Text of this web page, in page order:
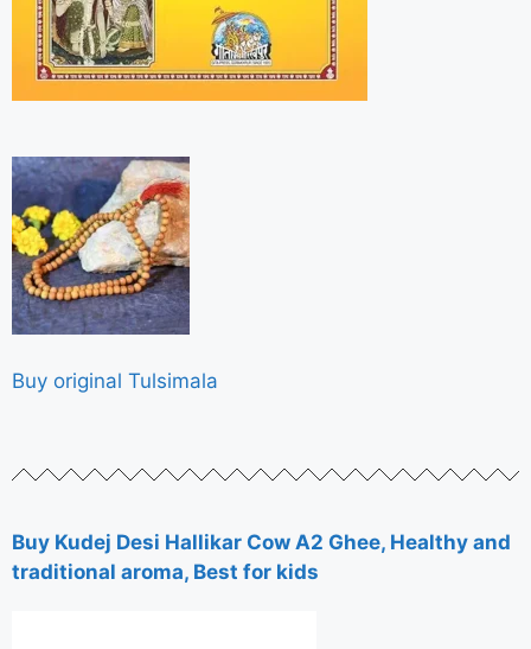
Buy original Tulsimala
Buy Kudej Desi Hallikar Cow A2 Ghee, Healthy and
traditional aroma, Best for kids